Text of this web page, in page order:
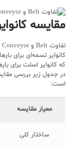
مقایسه
کانوایر تسمه‌ای برای
که کانوایر اسلت
در جدول زیر بررسی
است:
معیار مقایسه
ساختار کلی